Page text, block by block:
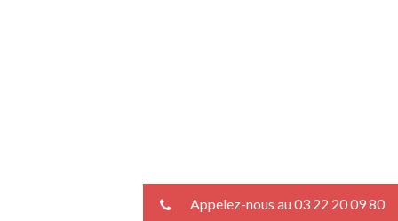
Appelez-nous au 03 22 20 09 80